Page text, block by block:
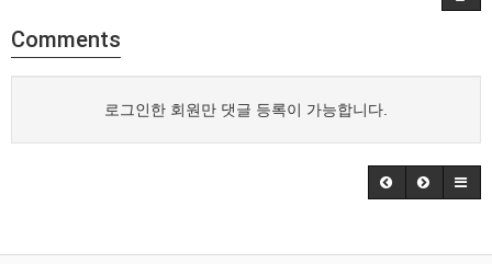
Comments
로그인한 회원만 댓글 등록이 가능합니다.